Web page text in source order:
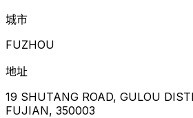
城市
FUZHOU
地址
19 SHUTANG ROAD, GULOU
FUJIAN, 350003